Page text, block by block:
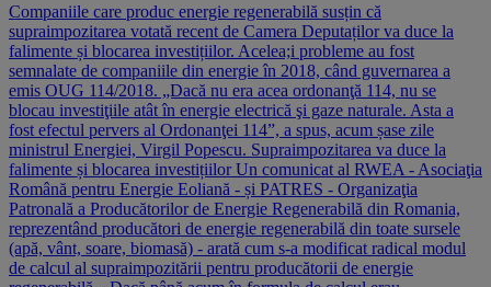
Companiile care produc energie regenerabilă susțin că
supraimpozitarea votată recent de Camera Deputaților va duce la
falimente și blocarea investițiilor. Acelea;i probleme au fost
semnalate de companiile din energie în 2018, când guvernarea a
emis OUG 114/2018. „Dacă nu era acea ordonanţă 114, nu se
blocau investiţiile atât în energie electrică şi gaze naturale. Asta a
fost efectul pervers al Ordonanţei 114”, a spus, acum șase zile
ministrul Energiei, Virgil Popescu. Supraimpozitarea va duce la
falimente și blocarea investițiilor Un comunicat al RWEA - Asociaţia
Română pentru Energie Eoliană - și PATRES - Organizaţia
Patronală a Producătorilor de Energie Regenerabilă din Romania,
reprezentând producători de energie regenerabilă din toate sursele
(apă, vânt, soare, biomasă) - arată cum s-a modificat radical modul
de calcul al supraimpozitării pentru producătorii de energie